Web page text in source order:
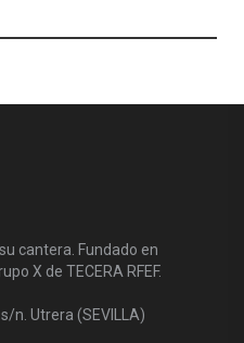
cantera. Fundado en
X de TECERA RFEF.
n. Utrera (SEVILLA)